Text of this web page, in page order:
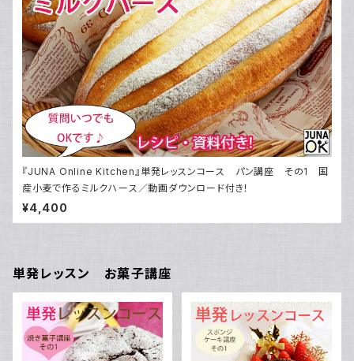
『JUNA Online Kitchen』単発レッスンコース パン講座 その1 国
産小麦で作るミルクハース／動画ダウンロード付き！
¥4,400
単発レッスン お菓子講座